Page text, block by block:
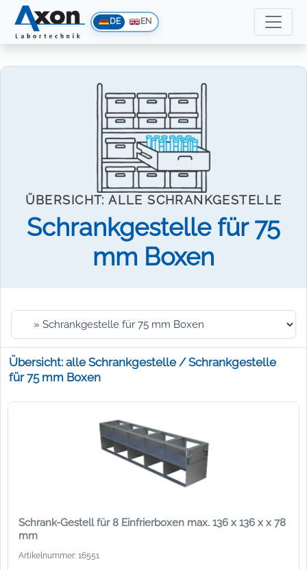
DE EN
ÜBERSICHT: ALLE SCHRANKGESTELLE
Schrankgestelle für 75
mm Boxen
Übersicht: alle Schrankgestelle / Schrankgestelle
für 75 mm Boxen
Schrank-Gestell für 8 Einfrierboxen max. 136 x 136 x x 78
mm
Artikelnummer: 16551